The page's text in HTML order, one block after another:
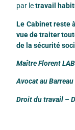
par letravail
Le Cabinet reste
vue de traiter
de la sécurité
Maître Florent
Avocat au Barreau
Droit du travail –